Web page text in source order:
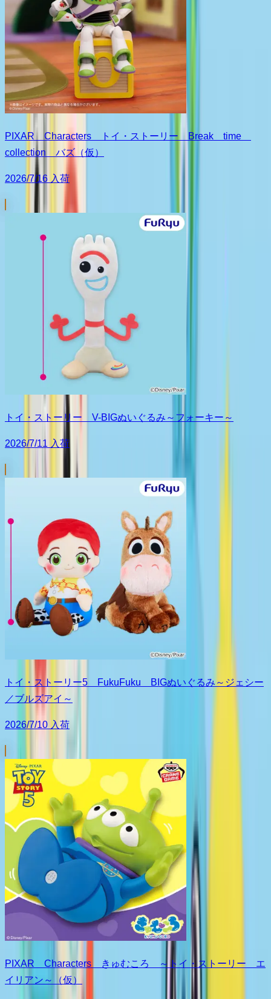
PIXAR Characters トイ・ストーリー Break time
collection バズ（仮）
2026/7/16 入荷
トイ・ストーリー V-BIGぬいぐるみ～フォーキー～
2026/7/11 入荷
トイ・ストーリー5 FukuFuku BIGぬいぐるみ～ジェシー
／ブルズアイ～
2026/7/10 入荷
PIXAR Characters きゅむころ ～トイ・ストーリー エ
イリアン～（仮）